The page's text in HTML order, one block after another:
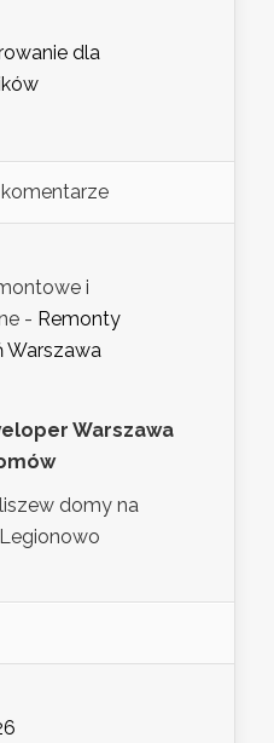
dla
i
- Remonty
Warszawa
Warszawa
domy na